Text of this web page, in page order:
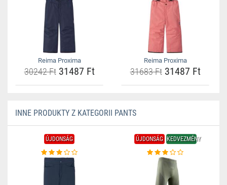
Reima Proxima
30242 Ft31487 Ft
Reima Proxima
31683 Ft31487 Ft
INNE PRODUKTY Z KATEGORII PANTS
ÚJDONSÁG ÚJDONSÁG KEDVEZMÉNY